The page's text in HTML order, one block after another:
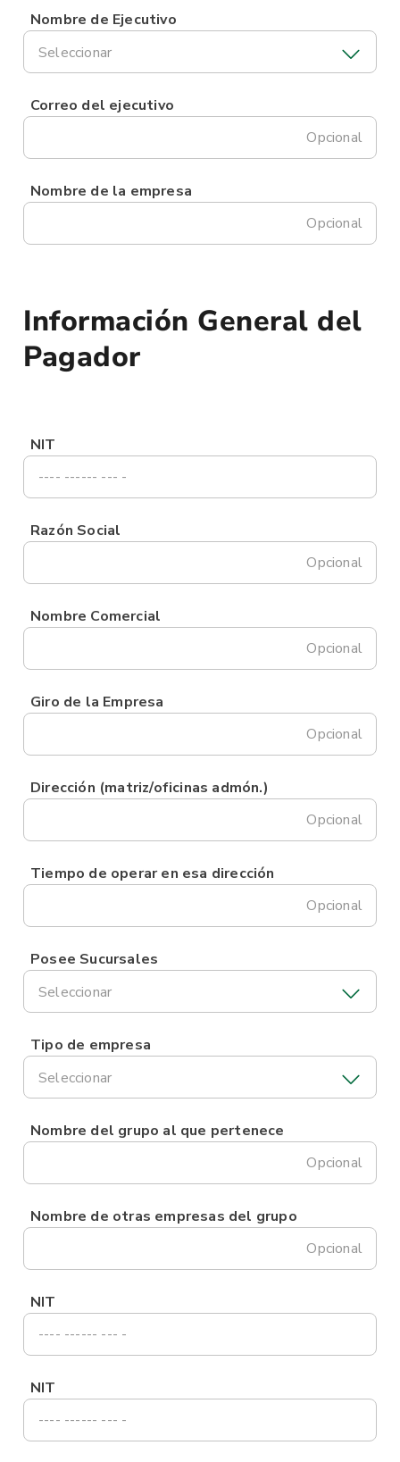
Nombre de Ejecutivo
Seleccionar
Correo del ejecutivo
Opcional
Nombre de la empresa
Opcional
Información General del
Pagador
NIT
Razón Social
Opcional
Nombre Comercial
Opcional
Giro de la Empresa
Opcional
Dirección (matriz/oficinas admón.)
Opcional
Tiempo de operar en esa dirección
Opcional
Posee Sucursales
Seleccionar
Tipo de empresa
Seleccionar
Nombre del grupo al que pertenece
Opcional
Nombre de otras empresas del grupo
Opcional
NIT
NIT